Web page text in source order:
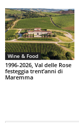
Wine & Food
1996-2026, Val delle Rose
festeggia trent’anni di
Maremma